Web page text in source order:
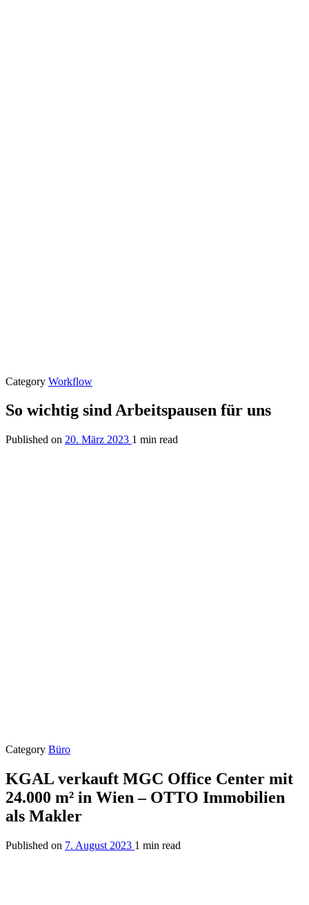
Category Workflow
So wichtig sind Arbeitspausen für uns
Published on 20. März 2023 1 min read
Category Büro
KGAL verkauft MGC Office Center mit
24.000 m² in Wien – OTTO Immobilien
als Makler
Published on 7. August 2023 1 min read